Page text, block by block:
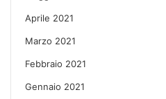
Aprile 2021
Marzo 2021
Febbraio 2021
Gennaio 2021